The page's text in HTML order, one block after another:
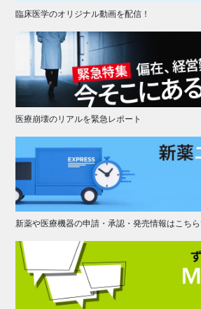
臨床医学のオリジナル動画を配信！
医療崩壊のリアルを緊急レポート
新薬や医療機器の申請・承認・発売情報はこちら